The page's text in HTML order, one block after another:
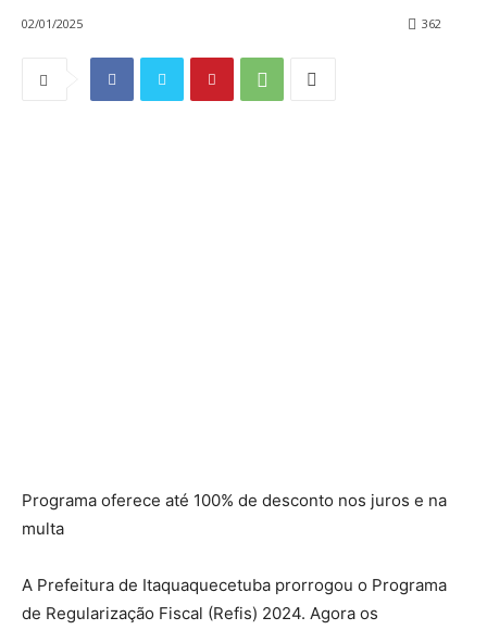
02/01/2025 362
Programa oferece até 100% de desconto nos juros e na
multa
A Prefeitura de Itaquaquecetuba prorrogou o Programa
de Regularização Fiscal (Refis) 2024. Agora os